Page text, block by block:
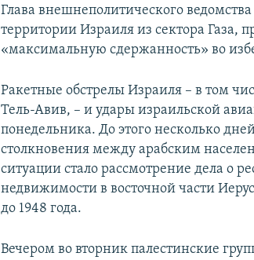
Глава внешнеполитического
территории Израиля из сектора Газа,
«максимальную сдержанность» во
Ракетные обстрелы Израиля – в том
Тель-Авив, – и удары израильской
понедельника. До этого несколько
столкновения между арабским
ситуации стало рассмотрение дела о
недвижимости в восточной части
до 1948 года.
Вечером во вторник палестинские